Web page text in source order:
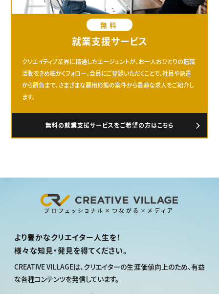
無料
就業支援サービス
クリエイティブ業界に精通したエージェントが、お一人おひとりの転職
活動をきめ細かくフォロー。会員にご登録いただくことで、社員や派遣
から請負まで、さまざまな雇用形態の案件から最適な求人をご紹介し
ます。
無料の就業支援サービスをご希望の方はこちら
プロフェッショナル×つながる×メディア
より豊かなクリエイター人生を！
様々な知見・発見を得てください。
CREATIVE VILLAGEは、 クリエイターの生涯価値向上のため、有益
な各種コンテンツを発信しています。